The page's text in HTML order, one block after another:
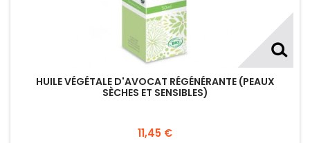
HUILE VÉGÉTALE D'AVOCAT RÉGÉNÉRANTE (PEAUX
SÈCHES ET SENSIBLES)
11,45 €